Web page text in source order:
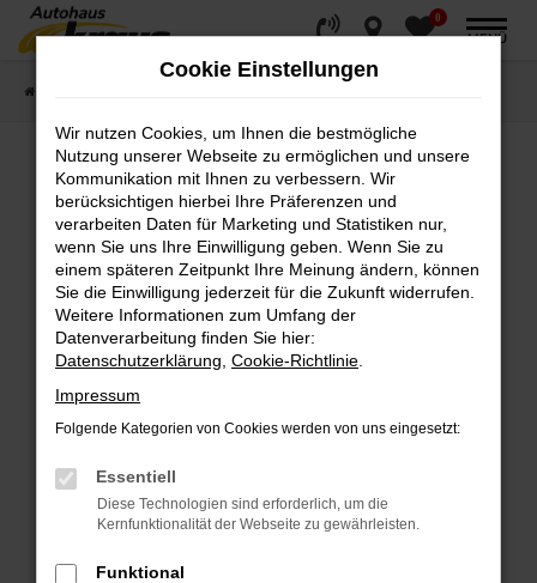
Zum
Hauptinhalt
springen
0
MENÜ
Fehler: Network Error
Beim Laden ist ein Fehler aufgetreten.
Hier sind ein paar Tipps, die dir helfen können:
Überprüfe deine Firewall und deine
Internetverbindung.
Laden andere Webseiten, zum Beispiel deine
Suchmaschine?
Prüfe deine Browsererweiterungen.
können das Laden bestimmter Seiten
verhindern. Funktioniert die Seite in einem
Fenster?
Cookie Einstellungen
Wir nutzen Cookies, um Ihnen die bestmögliche
Nutzung unserer Webseite zu ermöglichen und unsere
Kommunikation mit Ihnen zu verbessern. Wir
berücksichtigen hierbei Ihre Präferenzen und
verarbeiten Daten für Marketing und Statistiken nur,
wenn Sie uns Ihre Einwilligung geben. Wenn Sie zu
einem späteren Zeitpunkt Ihre Meinung ändern, können
Sie die Einwilligung jederzeit für die Zukunft widerrufen.
Weitere Informationen zum Umfang der
Datenverarbeitung finden Sie hier:
Datenschutzerklärung Cookie-Richtlinie
Impressum
Folgende Kategorien von Cookies werden von uns eingesetzt:
Essentiell
Diese Technologien sind erforderlich, um die
Kernfunktionalität der Webseite zu gewährleisten.
Funktional